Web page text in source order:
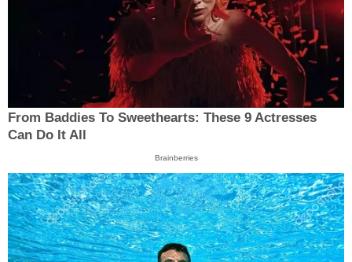
From Baddies To Sweethearts: These 9 Actresses
Can Do It All
Brainberries